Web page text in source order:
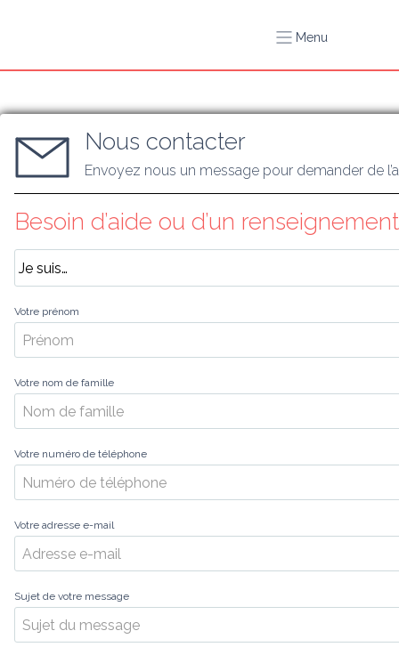
Menu
Nous contacter
Envoyez nous un message pour demander de
Besoin d’aide ou d’un
Votre prénom
Votre nom de famille
Votre numéro de téléphone
Votre adresse e-mail
Sujet de votre message